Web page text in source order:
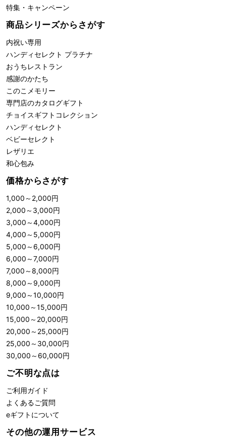
特集・キャンペーン
商品シリーズからさがす
内祝い専用
ハンディセレクト プラチナ
おうちレストラン
感謝のかたち
このこメモリー
専門店のカタログギフト
チョイスギフトコレクション
ハンディセレクト
ベビーセレクト
レザリエ
和心包み
価格からさがす
1,000 ～ 2,000円
2,000 ～ 3,000円
3,000 ～4,000円
4,000 ～ 5,000円
5,000 ～ 6,000円
6,000 ～7,000円
7,000 ～8,000円
8,000 ～ 9,000円
9,000 ～10,000円
10,000 ～15,000円
15,000 ～ 20,000円
20,000 ～ 25,000円
25,000 ～ 30,000円
30,000 ～ 60,000円
ご不明な点は
ご利用ガイド
よくあるご質問
eギフトについて
その他の運用サービス